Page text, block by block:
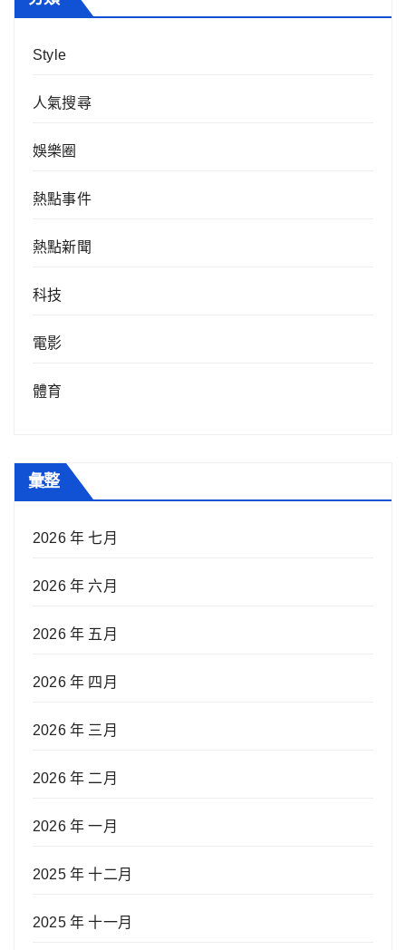
Style
人氣搜尋
娛樂圈
熱點事件
熱點新聞
科技
電影
體育
彙整
2026 年 七月
2026 年 六月
2026 年 五月
2026 年 四月
2026 年 三月
2026 年 二月
2026 年 一月
2025 年 十二月
2025 年 十一月